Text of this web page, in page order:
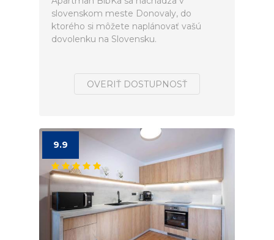
slovenskom meste Donovaly, do
ktorého si môžete naplánovať vašú
dovolenku na Slovensku.
OVERIŤ DOSTUPNOSŤ
9.9